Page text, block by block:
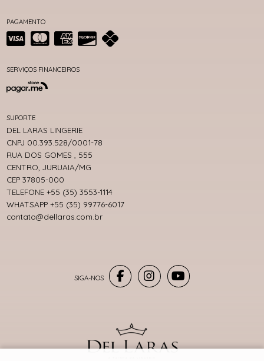
PAGAMENTO
SERVIÇOS FINANCEIROS
SUPORTE
DEL LARAS LINGERIE
CNPJ 00.393.528/0001-78
RUA DOS GOMES , 555
CENTRO, JURUAIA/MG
CEP 37805-000
TELEFONE +55 (35) 3553-1114
WHATSAPP +55 (35) 99776-6017
contato@dellaras.com.br